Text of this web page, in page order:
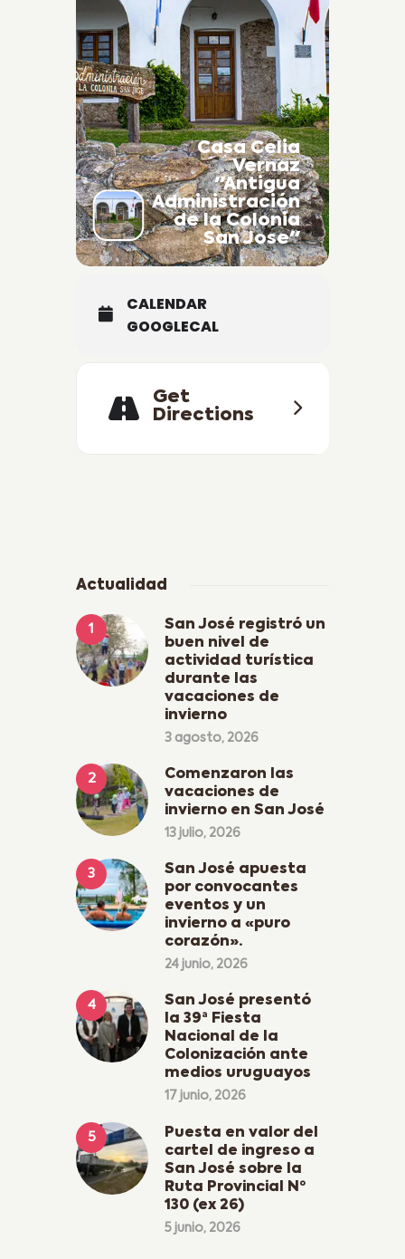
Casa Celia
Vernaz
"Antigua
Administración
de la Colonia
San Jose"
CALENDAR
GOOGLECAL
Get
Directions
Actualidad
San José registró un
buen nivel de
actividad turística
durante las
vacaciones de
invierno
3 agosto, 2026
Comenzaron las
vacaciones de
invierno en San José
13 julio, 2026
San José apuesta
por convocantes
eventos y un
invierno a «puro
corazón».
24 junio, 2026
San José presentó
la 39ª Fiesta
Nacional de la
Colonización ante
medios uruguayos
17 junio, 2026
Puesta en valor del
cartel de ingreso a
San José sobre la
Ruta Provincial Nº
130 (ex 26)
5 junio, 2026